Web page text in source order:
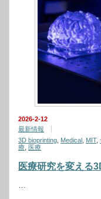
2026-2-12
最新情報
3D bioprinting Medical MIT,
療 医療
医療研究を変える
…